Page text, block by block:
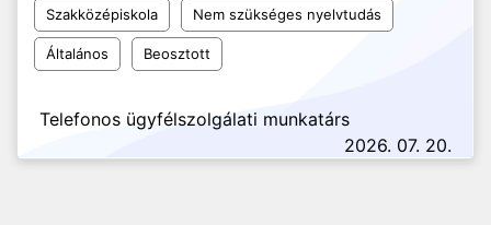
Szakközépiskola Nem szükséges nyelvtudás
Általános Beosztott
Telefonos ügyfélszolgálati munkatárs
2026. 07. 20.